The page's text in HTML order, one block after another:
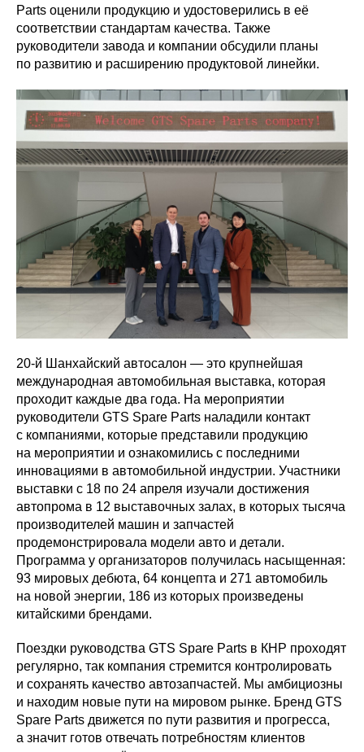
Parts оценили продукцию и удостоверились в еë
соответствии стандартам качества. Также
руководители завода и компании обсудили планы
по развитию и расширению продуктовой линейки.
20-й Шанхайский автосалон — это крупнейшая
международная автомобильная выставка, которая
проходит каждые два года. На мероприятии
руководители GTS Spare Parts наладили контакт
с компаниями, которые представили продукцию
на мероприятии и ознакомились с последними
инновациями в автомобильной индустрии. Участники
выставки с 18 по 24 апреля изучали достижения
автопрома в 12 выставочных залах, в которых тысяча
производителей машин и запчастей
продемонстрировала модели авто и детали.
Программа у организаторов получилась насыщенная:
93 мировых дебюта, 64 концепта и 271 автомобиль
на новой энергии, 186 из которых произведены
китайскими брендами.
Поездки руководства GTS Spare Parts в КНР проходят
регулярно, так компания стремится контролировать
и сохранять качество автозапчастей. Мы амбициозны
и находим новые пути на мировом рынке. Бренд GTS
Spare Parts движется по пути развития и прогресса,
а значит готов отвечать потребностям клиентов